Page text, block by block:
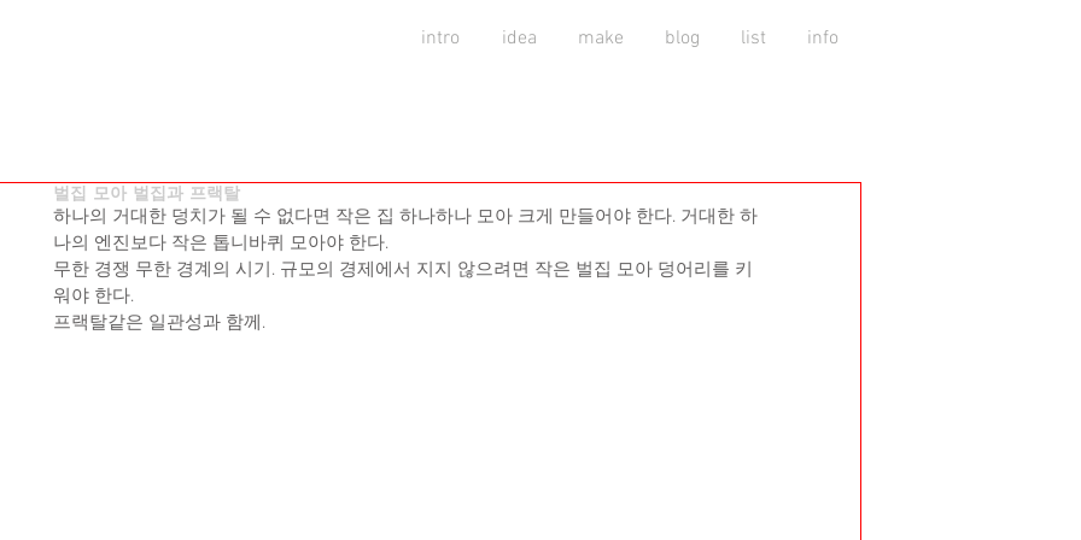
intro idea make blog list info
벌집 모아 벌집과 프랙탈
하나의 거대한 덩치가 될 수 없다면 작은 집 하나하나 모아 크게 만들어야 한다. 거대한 하
나의 엔진보다 작은 톱니바퀴 모아야 한다.
무한 경쟁 무한 경계의 시기. 규모의 경제에서 지지 않으려면 작은 벌집 모아 덩어리를 키
워야 한다.
프랙탈같은 일관성과 함께.